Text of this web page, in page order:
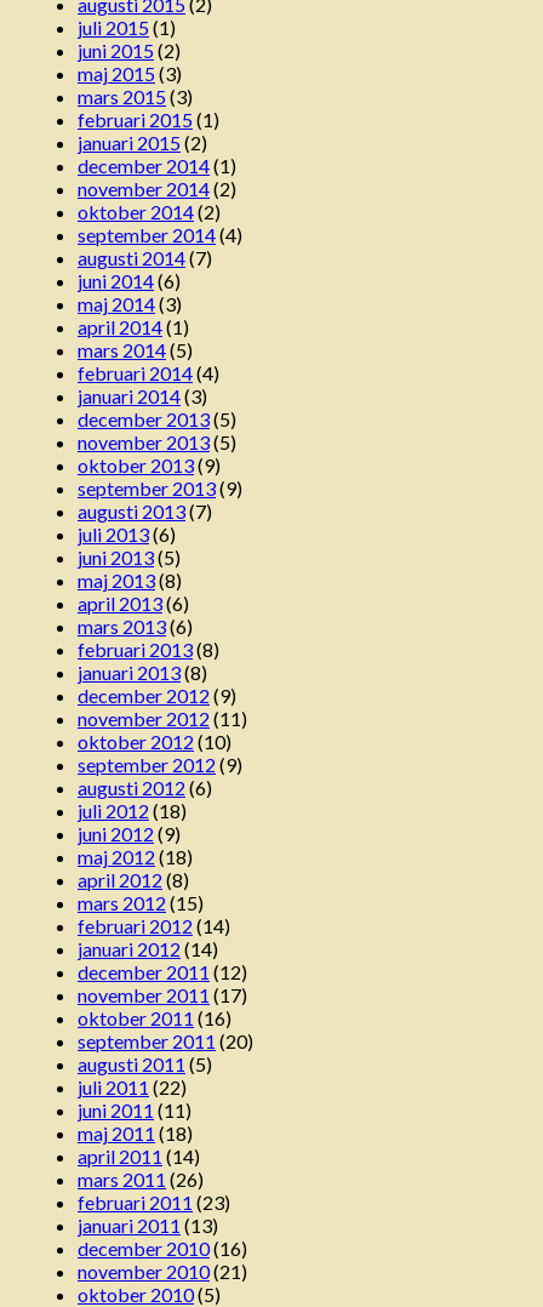
juli 2015(1)
juni 2015(2)
maj 2015(3)
mars 2015(3)
februari 2015(1)
januari 2015(2)
december 2014(1)
november 2014(2)
oktober 2014(2)
september 2014(4)
augusti 2014(7)
juni 2014(6)
maj 2014(3)
april 2014(1)
mars 2014(5)
februari 2014(4)
januari 2014(3)
december 2013(5)
november 2013(5)
oktober 2013(9)
september 2013(9)
augusti 2013(7)
juli 2013(6)
juni 2013(5)
maj 2013(8)
april 2013(6)
mars 2013(6)
februari 2013(8)
januari 2013(8)
december 2012 (9)
november 2012 (11)
oktober 2012 (10)
september 2012 (9)
augusti 2012 (6)
juli 2012 (18)
juni 2012 (9)
maj 2012 (18)
april 2012 (8)
mars 2012 (15)
februari 2012 (14)
januari 2012 (14)
december 2011 (12)
november 2011 (17)
oktober 2011 (16)
september 2011 (20)
augusti 2011 (5)
juli 2011 (22)
juni 2011 (11)
maj 2011 (18)
april 2011 (14)
mars 2011 (26)
februari 2011 (23)
januari 2011 (13)
december 2010(16)
november 2010(21)
oktober 2010(5)